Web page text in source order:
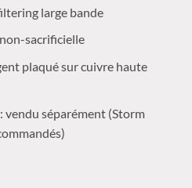
large bande
sacrificielle
plaqué sur cuivre haute
vendu séparément (Storm